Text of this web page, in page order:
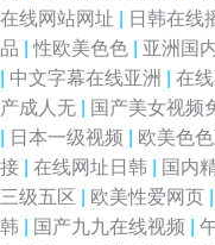
在线网站网址
日韩在线
品
|性欧美色色 亚洲国
中文字幕在线亚洲 在
产成人无
国产美女视频
日本一级视频 欧美色
接
在线网址日韩 国内
三级五区
欧美性爱网页
韩
国产九九在线视频